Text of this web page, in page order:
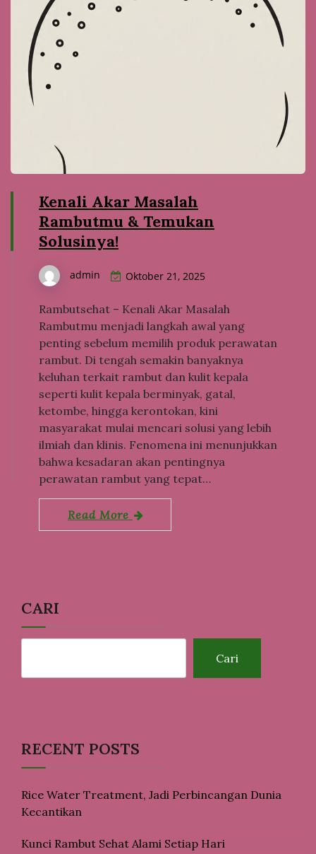
Kenali Akar Masalah
Rambutmu & Temukan
Solusinya!
admin Oktober 21, 2025
Rambutsehat – Kenali Akar Masalah
Rambutmu menjadi langkah awal yang
penting sebelum memilih produk perawatan
rambut. Di tengah semakin banyaknya
keluhan terkait rambut dan kulit kepala
seperti kulit kepala berminyak, gatal,
ketombe, hingga kerontokan, kini
masyarakat mulai mencari solusi yang lebih
ilmiah dan klinis. Fenomena ini menunjukkan
bahwa kesadaran akan pentingnya
perawatan rambut yang tepat…
Read More
CARI
Cari
RECENT POSTS
Rice Water Treatment, Jadi Perbincangan Dunia
Kecantikan
Kunci Rambut Sehat Alami Setiap Hari